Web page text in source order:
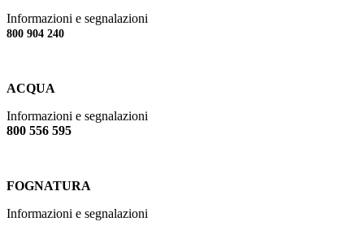
Informazioni e segnalazioni
800 904 240
ACQUA
Informazioni e segnalazioni
800 556 595
FOGNATURA
Informazioni e segnalazioni